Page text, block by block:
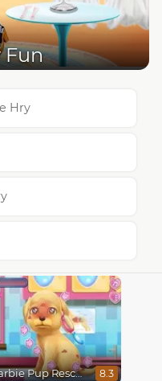
Fun
Hry
Barbie Pup Rescue 8.3